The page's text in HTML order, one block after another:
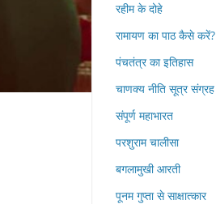
रहीम के दोहे
रामायण का पाठ कैसे करें?
पंचतंत्र का इतिहास
चाणक्य नीति सूत्र संग्रह
संपूर्ण महाभारत
परशुराम चालीसा
बगलामुखी आरती
पूनम गुप्ता से साक्षात्कार